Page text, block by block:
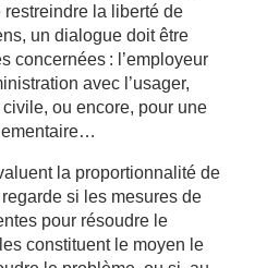
restreindre la liberté de
un dialogue doit être
concernées : l’employeur
avec l’usager,
civile, ou encore, pour une
la proportionnalité de
si les mesures de
pour résoudre le
constituent le moyen le